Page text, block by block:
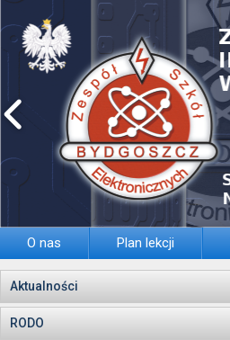
O nas Plan lekcji
Aktualności
RODO